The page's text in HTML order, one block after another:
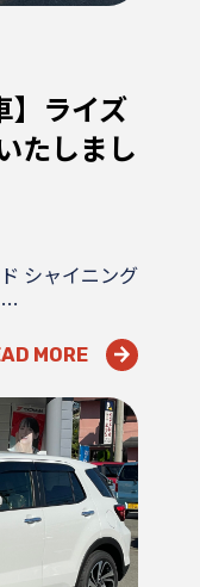
】ライズ
たしまし
シャイニング
…
MORE